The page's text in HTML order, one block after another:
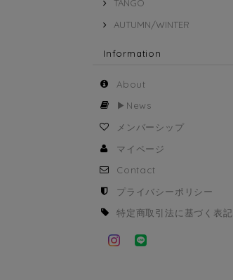
TANGO
AUTUMN/WINTER
Information
About
▶︎News
メンバーシップ
マイページ
Contact
プライバシーポリシー
特定商取引法に基づく表記